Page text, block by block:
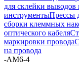
для склейки выводов
инструментыПрессы
сборки клеммных
оптического кабеля
маркировки провода
на провода
-AM6-4